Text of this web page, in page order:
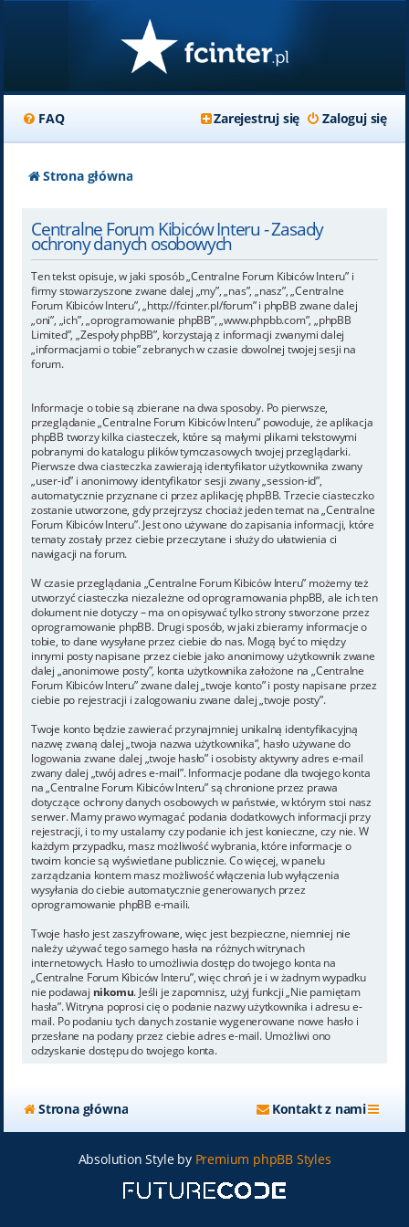
FAQ Zaloguj się
Zarejestruj się
Strona główna
Centralne Forum Kibiców Interu - Zasady
ochrony danych osobowych
Ten tekst opisuje, w jaki sposób „Centralne Forum Kibiców Interu” i
firmy stowarzyszone zwane dalej „my”, „nas”, „nasz”, „Centralne
Forum Kibiców Interu”, „http://fcinter.pl/forum” i phpBB zwane dalej
„oni”, „ich”, „oprogramowanie phpBB”, „www.phpbb.com”, „phpBB
Limited”, „Zespoły phpBB”, korzystają z informacji zwanymi dalej
„informacjami o tobie” zebranych w czasie dowolnej twojej sesji na
forum.
Informacje o tobie są zbierane na dwa sposoby. Po pierwsze,
przeglądanie „Centralne Forum Kibiców Interu” powoduje, że aplikacja
phpBB tworzy kilka ciasteczek, które są małymi plikami tekstowymi
pobranymi do katalogu plików tymczasowych twojej przeglądarki.
Pierwsze dwa ciasteczka zawierają identyfikator użytkownika zwany
„user-id” i anonimowy identyfikator sesji zwany „session-id”,
automatycznie przyznane ci przez aplikację phpBB. Trzecie ciasteczko
zostanie utworzone, gdy przejrzysz chociaż jeden temat na „Centralne
Forum Kibiców Interu”. Jest ono używane do zapisania informacji, które
tematy zostały przez ciebie przeczytane i służy do ułatwienia ci
nawigacji na forum.
W czasie przeglądania „Centralne Forum Kibiców Interu” możemy też
utworzyć ciasteczka niezależne od oprogramowania phpBB, ale ich ten
dokument nie dotyczy – ma on opisywać tylko strony stworzone przez
oprogramowanie phpBB. Drugi sposób, w jaki zbieramy informacje o
tobie, to dane wysyłane przez ciebie do nas. Mogą być to między
innymi posty napisane przez ciebie jako anonimowy użytkownik zwane
dalej „anonimowe posty”, konta użytkownika założone na „Centralne
Forum Kibiców Interu” zwane dalej „twoje konto” i posty napisane przez
ciebie po rejestracji i zalogowaniu zwane dalej „twoje posty”.
Twoje konto będzie zawierać przynajmniej unikalną identyfikacyjną
nazwę zwaną dalej „twoja nazwa użytkownika”, hasło używane do
logowania zwane dalej „twoje hasło” i osobisty aktywny adres e-mail
zwany dalej „twój adres e-mail”. Informacje podane dla twojego konta
na „Centralne Forum Kibiców Interu” są chronione przez prawa
dotyczące ochrony danych osobowych w państwie, w którym stoi nasz
serwer. Mamy prawo wymagać podania dodatkowych informacji przy
rejestracji, i to my ustalamy czy podanie ich jest konieczne, czy nie. W
każdym przypadku, masz możliwość wybrania, które informacje o
twoim koncie są wyświetlane publicznie. Co więcej, w panelu
zarządzania kontem masz możliwość włączenia lub wyłączenia
wysyłania do ciebie automatycznie generowanych przez
oprogramowanie phpBB e-maili.
Twoje hasło jest zaszyfrowane, więc jest bezpieczne, niemniej nie
należy używać tego samego hasła na różnych witrynach
internetowych. Hasło to umożliwia dostęp do twojego konta na
„Centralne Forum Kibiców Interu”, więc chroń je i w żadnym wypadku
nie podawaj nikomu. Jeśli je zapomnisz, użyj funkcji „Nie pamiętam
hasła”. Witryna poprosi cię o podanie nazwy użytkownika i adresu e-
mail. Po podaniu tych danych zostanie wygenerowane nowe hasło i
przesłane na podany przez ciebie adres e-mail. Umożliwi ono
odzyskanie dostępu do twojego konta.
Strona główna Kontakt z nami
Absolution Style by Premium phpBB Styles